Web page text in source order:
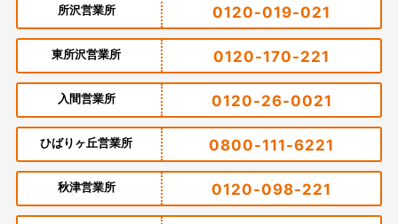
所沢営業所 0120-019-021
東所沢営業所 0120-170-221
入間営業所 0120-26-0021
ひばりヶ丘営業所 0800-111-6221
秋津営業所 0120-098-221